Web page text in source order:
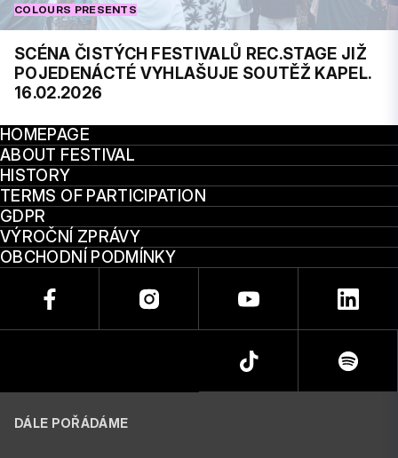
COLOURS PRESENTS
SCÉNA ČISTÝCH FESTIVALŮ REC.STAGE JIŽ
POJEDENÁCTÉ VYHLAŠUJE SOUTĚŽ KAPEL.
16.02.2026
HOMEPAGE
ABOUT FESTIVAL
HISTORY
TERMS OF PARTICIPATION
GDPR
VÝROČNÍ ZPRÁVY
OBCHODNÍ PODMÍNKY
DÁLE POŘÁDÁME